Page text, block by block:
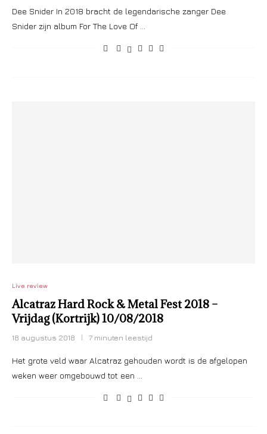
Dee Snider In 2018 bracht de legendarische zanger Dee
Snider zijn album For The Love Of …
Live review
Alcatraz Hard Rock & Metal Fest 2018 –
Vrijdag (Kortrijk) 10/08/2018
18 augustus 2018 7 minuten leestijd
Het grote veld waar Alcatraz gehouden wordt is de afgelopen
weken weer omgebouwd tot een …